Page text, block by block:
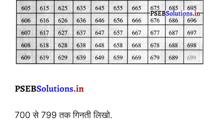
700 से 799 तक गिनती लिखो.